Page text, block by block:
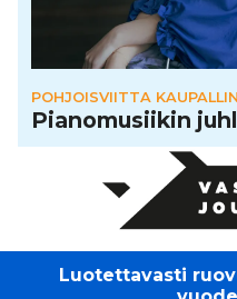
POHJOISVIITTA
Pia­no­mu­sii­kin
Luotettavasti